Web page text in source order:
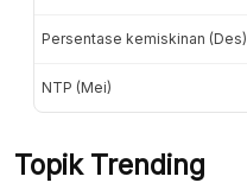
Persentase kemiskinan (Des)
NTP (Mei)
Topik Trending